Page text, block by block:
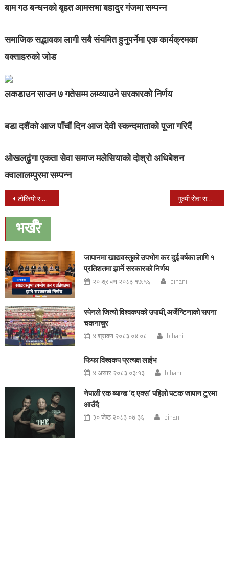
बाम गठ बन्धनको बृहत आमसभा बहादुर गंजमा सम्पन्न
समाजिक सद्भावका लागी सबै संयमित हुनुपर्नेमा एक कार्यक्रमका
वक्ताहरुको जोड
लकडाउन साउन ७ गतेसम्म लम्व्याउने सरकारको निर्णय
बडा दशैंको आज पाँचौं दिन आज देवी स्कन्दमाताको पूजा गरिदैं
ओखलढुंगा एकता सेवा समाज मलेसियाको दोश्रो अधिबेशन
क्वालालम्पुरमा सम्पन्न
Post
navigation
टोकियो र नागोयामा स्याङजा समाज जापानले तीज धमाका कार्यक्रम गर्ने गुल्मी सेवा समाज युएईले तिज विशेष समुन्द्री भोज (दर खाने) कार्यक्रम गर्ने
भर्खरै
जापानमा खाद्यवस्तुको उपभोग कर दुई वर्षका लागि १
प्रतिशतमा झार्ने सरकारको निर्णय
२० श्रावण २०८३ १७:५६ bihani
स्पेनले जित्यो विश्वकपको उपाधी,अर्जेन्टिनाको सपना
चकनाचुर
४ श्रावण २०८३ ०४:०८ bihani
फिफा विश्वकप प्रत्यक्ष लाईभ
४ असार २०८३ ०३:१३ bihani
नेपाली रक ब्यान्ड ‘द एक्स’ पहिलो पटक जापान टुरमा
आउँदै
३० जेष्ठ २०८३ ०७:३६ bihani